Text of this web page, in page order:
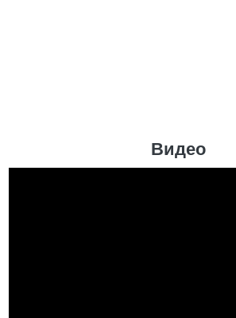
Видео